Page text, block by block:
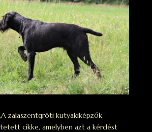
zalaszentgróti kutyakiképzők ”
cikke, amelyben azt a kérdést